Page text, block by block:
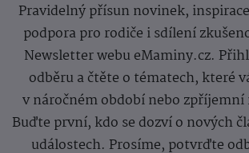
Pravidelný přísun novinek,
podpora pro rodiče i sdílení
Newsletter webu eMaminy.cz.
odběru a čtěte o tématech, které
v náročném období nebo
Buďte první, kdo se dozví o nových
událostech. Prosíme, potvrďte